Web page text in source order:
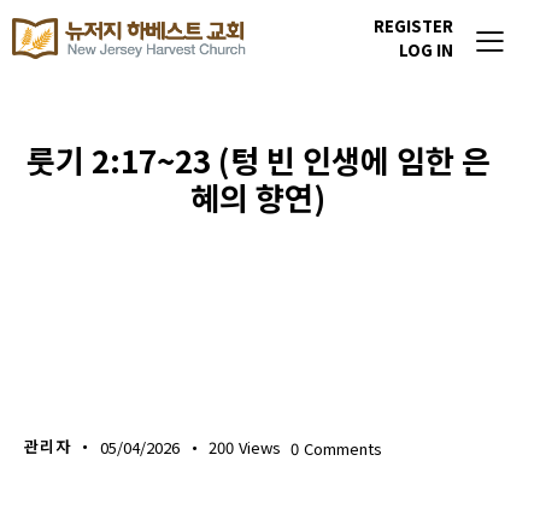
REGISTER
LOG IN
룻기 2:17~23 (텅 빈 인생에 임한 은
혜의 향연)
관리자 05/04/2026 200 Views 0 Comments